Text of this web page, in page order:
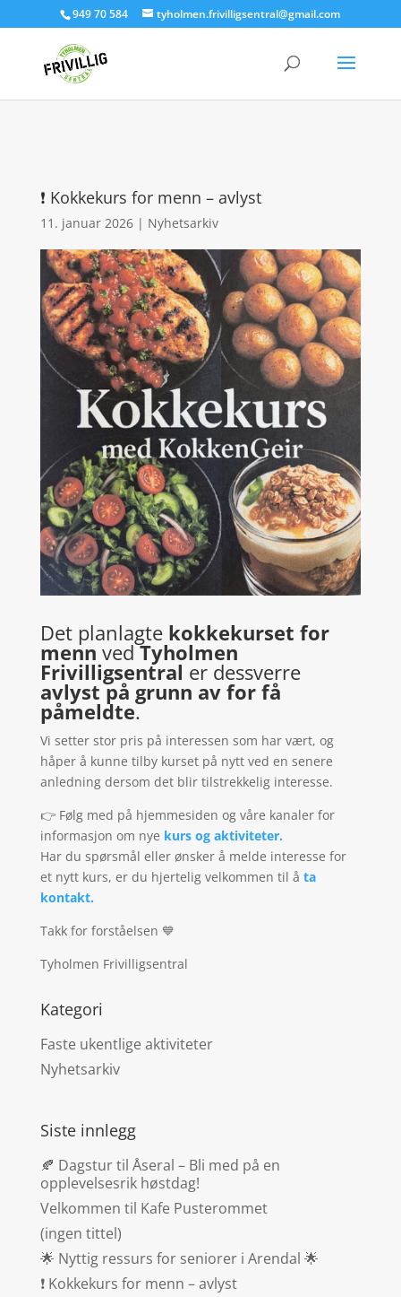
949 70 584 tyholmen.frivilligsentral@gmail.com
❗ Kokkekurs for menn – avlyst
11. januar 2026| Nyhetsarkiv
Det planlagte kokkekurset for
menn vedTyholmen
Frivilligsentral er dessverre
avlyst på grunn av for få
påmeldte.
Vi setter stor pris på interessen som har vært, og
håper å kunne tilby kurset på nytt ved en senere
anledning dersom det blir tilstrekkelig interesse.
👉 Følg med på hjemmesiden og våre kanaler for
informasjon om nye kurs og aktiviteter.
Har du spørsmål eller ønsker å melde interesse for
et nytt kurs, er du hjertelig velkommen til å ta
kontakt.
Takk for forståelsen 💙
Tyholmen Frivilligsentral
Kategori
Faste ukentlige aktiviteter
Nyhetsarkiv
Siste innlegg
🍂 Dagstur til Åseral – Bli med på en
opplevelsesrik høstdag!
Velkommen til Kafe Pusterommet
(ingen tittel)
🌟 Nyttig ressurs for seniorer i Arendal 🌟
❗ Kokkekurs for menn – avlyst